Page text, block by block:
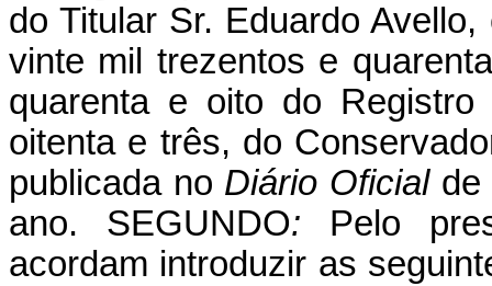
do Titular Sr. Eduardo
vinte mil trezentos e
quarenta e oito do
oitenta e três, do
publicada no Diário Oficial de
ano. SEGUNDO: Pelo
acordam introduzir as